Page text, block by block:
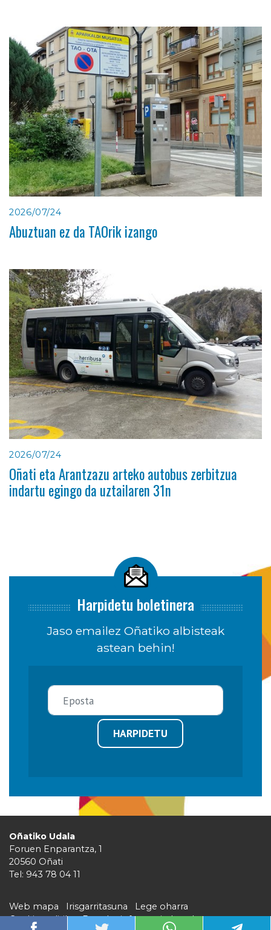
2026/07/24
Abuztuan ez da TAOrik izango
2026/07/24
Oñati eta Arantzazu arteko autobus zerbitzua
indartu egingo da uztailaren 31n
Harpidetu boletinera
Jaso emailez Oñatiko albisteak
astean behin!
HARPIDETU
Oñatiko Udala
Foruen Enparantza, 1
20560 Oñati
Tel: 943 78 04 11
Web mapa Irisgarritasuna
Lege oharra
Cookie politika
Barruko informazio kanala